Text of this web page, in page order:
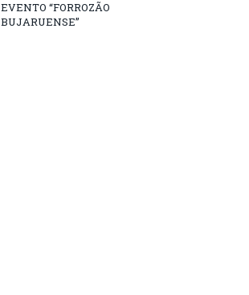
EVENTO “FORROZÃO
BUJARUENSE”